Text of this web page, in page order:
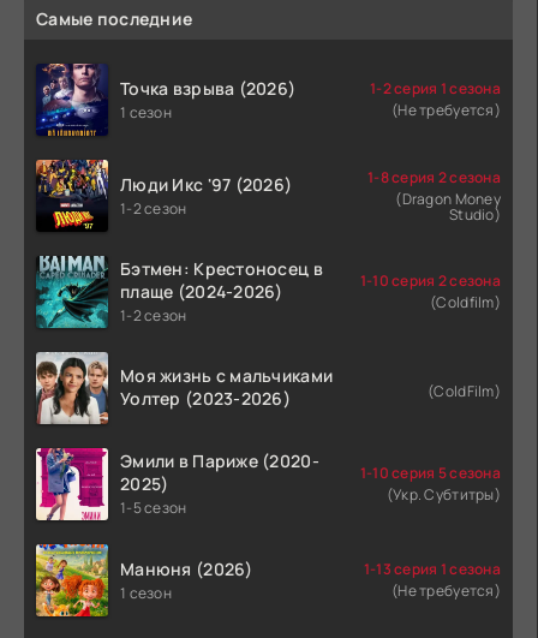
Самые последние
Точка взрыва (2026)
1 сезон
1-2 серия 1 сезона
(Не требуется)
Люди Икс '97 (2026)
1-2 сезон
1-8 серия 2 сезона
(Dragon Money
Studio)
Бэтмен: Крестоносец в
плаще (2024-2026)
1-2 сезон
1-10 серия 2 сезона
(Coldfilm)
Моя жизнь с мальчиками
Уолтер (2023-2026)
(ColdFilm)
Эмили в Париже (2020-
2025)
1-5 сезон
1-10 серия 5 сезона
(Укр. Субтитры)
Манюня (2026)
1 сезон
1-13 серия 1 сезона
(Не требуется)